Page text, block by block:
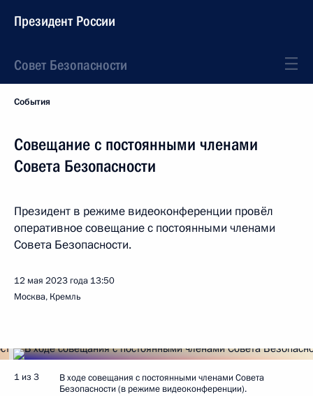
Президент России
Совет Безопасности
События
Совещание с постоянными членами
Совета Безопасности
Президент в режиме видеоконференции провёл
оперативное совещание с постоянными членами
Совета Безопасности.
12 мая 2023 года 13:50
Москва, Кремль
1 из 3
В ходе совещания с постоянными членами Совета
Безопасности (в режиме видеоконференции).